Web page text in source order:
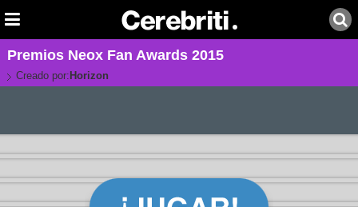
Premios Neox Fan Awards 2015
Creado por: Horizon